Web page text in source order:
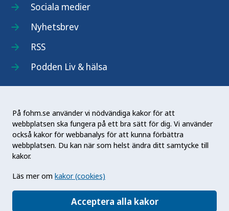
På fohm.se använder vi nödvändiga kakor för att
webbplatsen ska fungera på ett bra sätt för dig. Vi använder
också kakor för webbanalys för att kunna förbättra
webbplatsen. Du kan när som helst ändra ditt samtycke till
kakor.
Läs mer om kakor (cookies)
Acceptera alla kakor
Sociala medier
Nyhetsbrev
RSS
Podden Liv & hälsa
Folkhälsomyndigheten (Fohm) är en nationell
kunskapsmyndighet som arbetar för en bättre
folkhälsa. Det gör myndigheten genom att
främja hälsa, förebygga ohälsa och skydda mot
hälsohot. Vår vision är en folkhälsa som stärker